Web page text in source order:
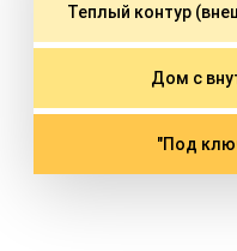
Теплый контур
Дом с
"Под